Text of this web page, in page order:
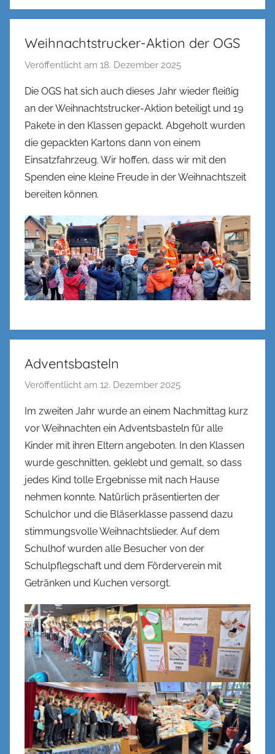
Weihnachtstrucker-Aktion der OGS
Veröffentlicht am 18. Dezember 2025
n
n
e
n
k
e
Die OGS hat sich auch dieses Jahr wieder fleißig
an der Weihnachtstrucker-Aktion beteiligt und 19
Pakete in den Klassen gepackt. Abgeholt wurden
die gepackten Kartons dann von einem
Einsatzfahrzeug. Wir hoffen, dass wir mit den
Spenden eine kleine Freude in der Weihnachtszeit
bereiten können.
Adventsbasteln
Veröffentlicht am 12. Dezember 2025
n
n
e
n
k
e
l
Im zweiten Jahr wurde an einem Nachmittag kurz
vor Weihnachten ein Adventsbasteln für alle
Kinder mit ihren Eltern angeboten. In den Klassen
wurde geschnitten, geklebt und gemalt, so dass
jedes Kind tolle Ergebnisse mit nach Hause
nehmen konnte. Natürlich präsentierten der
Schulchor und die Bläserklasse passend dazu
stimmungsvolle Weihnachtslieder. Auf dem
Schulhof wurden alle Besucher von der
Schulpflegschaft und dem Förderverein mit
Getränken und Kuchen versorgt.